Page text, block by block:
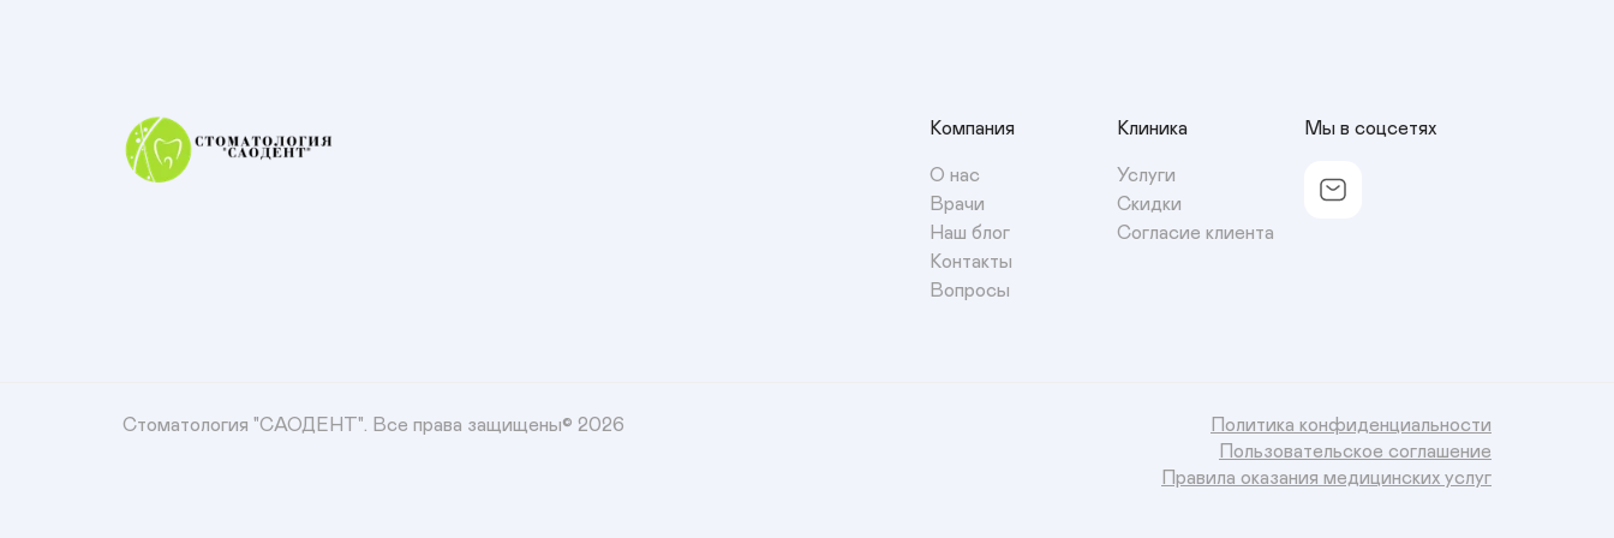
Компания
О нас
Врачи
Наш блог
Контакты
Вопросы
Клиника
Услуги
Скидки
Согласие клиента
Мы в соцсетях
Стоматология "САОДЕНТ". Все права защищены© 2026
Политика конфиденциальности
Пользовательское соглашение
Правила оказания медицинских услуг